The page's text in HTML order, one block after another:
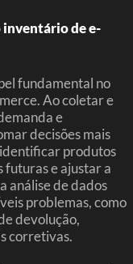
inventário de e-
fundamental no
Ao coletar e
e
decisões mais
produtos
futuras e ajustar a
análise de dados
problemas, como
devolução,
corretivas.